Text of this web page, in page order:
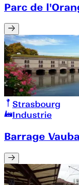
Parc de
Strasbourg
Industrie
Barrage